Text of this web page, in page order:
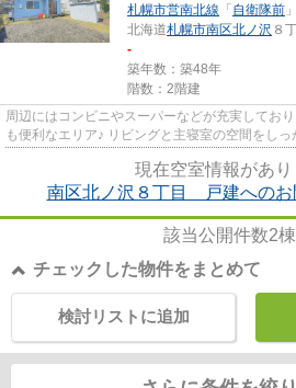
札幌市営南北線 「 自衛隊前
北海道札幌市南区北ノ沢 ８
-
築年数：築48年
階数：2階建
周辺にはコンビニやスーパーなどが充実してお
も便利なエリア♪ リビングと主寝室の空間をしっかりと分けており、ゆったりと
現在空室情報があり
南区北ノ沢８丁目 戸建へのお
該当公開件数2
チェックした物件をまとめて
検討リストに追加